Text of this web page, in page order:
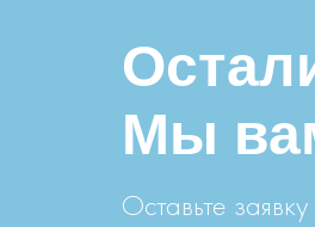
Мы
Оставьте